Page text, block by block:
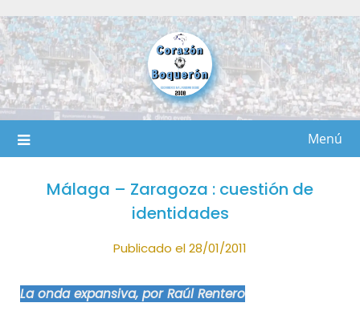
al
contenido
Menú
Málaga – Zaragoza : cuestión de
identidades
Publicado el 28/01/2011
La onda expansiva, por Raúl Rentero